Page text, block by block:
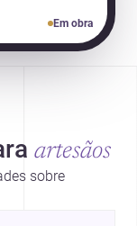
Em obra
artesãos
sobre